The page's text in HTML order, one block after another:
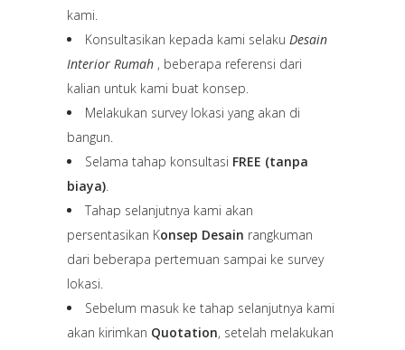
kami.
Konsultasikan kepada kami selaku Desain
Interior Rumah , beberapa referensi dari
kalian untuk kami buat konsep.
Melakukan survey lokasi yang akan di
bangun.
Selama tahap konsultasi FREE (tanpa
biaya)
Tahap selanjutnya kami akan
persentasikan Konsep Desain rangkuman
dari beberapa pertemuan sampai ke survey
lokasi.
Sebelum masuk ke tahap selanjutnya kami
akan kirimkan Quotation, setelah melakukan